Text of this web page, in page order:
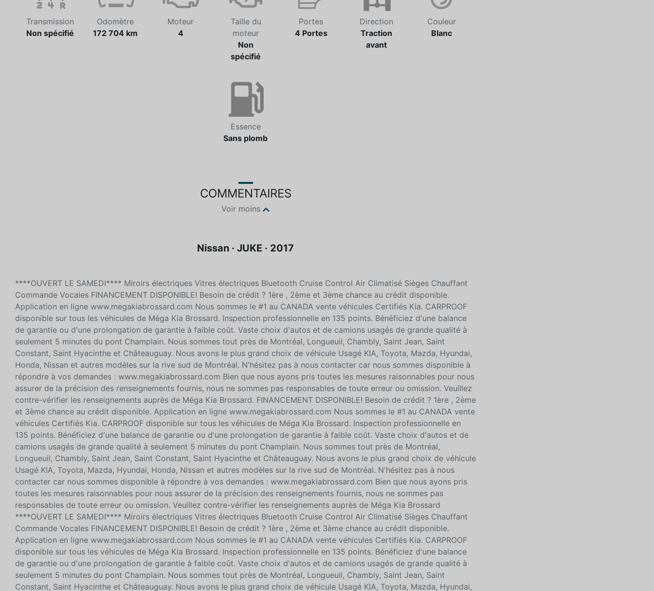
Transmission
Non spécifié
Odomètre
172 704 km
Moteur
4
Taille du
moteur
Non
spécifié
Portes
4 Portes
Direction
Traction
avant
Couleur
Blanc
Essence
Sans plomb
COMMENTAIRES
Voir moins
Nissan · JUKE · 2017
****OUVERT LE SAMEDI**** Miroirs électriques Vitres électriques Bluetooth Cruise Control Air Climatisé Sièges Chauffant
Commande Vocales FINANCEMENT DISPONIBLE! Besoin de crédit ? 1ère , 2ème et 3ème chance au crédit disponible.
Application en ligne www.megakiabrossard.com Nous sommes le #1 au CANADA vente véhicules Certifiés Kia. CARPROOF
disponible sur tous les véhicules de Méga Kia Brossard. Inspection professionnelle en 135 points. Bénéficiez d'une balance
de garantie ou d'une prolongation de garantie à faible coût. Vaste choix d'autos et de camions usagés de grande qualité à
seulement 5 minutes du pont Champlain. Nous sommes tout près de Montréal, Longueuil, Chambly, Saint Jean, Saint
Constant, Saint Hyacinthe et Châteauguay. Nous avons le plus grand choix de véhicule Usagé KIA, Toyota, Mazda, Hyundai,
Honda, Nissan et autres modèles sur la rive sud de Montréal. N'hésitez pas à nous contacter car nous sommes disponible à
répondre à vos demandes : www.megakiabrossard.com Bien que nous ayons pris toutes les mesures raisonnables pour nous
assurer de la précision des renseignements fournis, nous ne sommes pas responsables de toute erreur ou omission. Veuillez
contre-vérifier les renseignements auprès de Méga Kia Brossard. FINANCEMENT DISPONIBLE! Besoin de crédit ? 1ère , 2ème
et 3ème chance au crédit disponible. Application en ligne www.megakiabrossard.com Nous sommes le #1 au CANADA vente
véhicules Certifiés Kia. CARPROOF disponible sur tous les véhicules de Méga Kia Brossard. Inspection professionnelle en
135 points. Bénéficiez d'une balance de garantie ou d'une prolongation de garantie à faible coût. Vaste choix d'autos et de
camions usagés de grande qualité à seulement 5 minutes du pont Champlain. Nous sommes tout près de Montréal,
Longueuil, Chambly, Saint Jean, Saint Constant, Saint Hyacinthe et Châteauguay. Nous avons le plus grand choix de véhicule
Usagé KIA, Toyota, Mazda, Hyundai, Honda, Nissan et autres modèles sur la rive sud de Montréal. N'hésitez pas à nous
contacter car nous sommes disponible à répondre à vos demandes : www.megakiabrossard.com Bien que nous ayons pris
toutes les mesures raisonnables pour nous assurer de la précision des renseignements fournis, nous ne sommes pas
responsables de toute erreur ou omission. Veuillez contre-vérifier les renseignements auprès de Méga Kia Brossard
****OUVERT LE SAMEDI**** Miroirs électriques Vitres électriques Bluetooth Cruise Control Air Climatisé Sièges Chauffant
Commande Vocales FINANCEMENT DISPONIBLE! Besoin de crédit ? 1ère , 2ème et 3ème chance au crédit disponible.
Application en ligne www.megakiabrossard.com Nous sommes le #1 au CANADA vente véhicules Certifiés Kia. CARPROOF
disponible sur tous les véhicules de Méga Kia Brossard. Inspection professionnelle en 135 points. Bénéficiez d'une balance
de garantie ou d'une prolongation de garantie à faible coût. Vaste choix d'autos et de camions usagés de grande qualité à
seulement 5 minutes du pont Champlain. Nous sommes tout près de Montréal, Longueuil, Chambly, Saint Jean, Saint
Constant, Saint Hyacinthe et Châteauguay. Nous avons le plus grand choix de véhicule Usagé KIA, Toyota, Mazda, Hyundai,